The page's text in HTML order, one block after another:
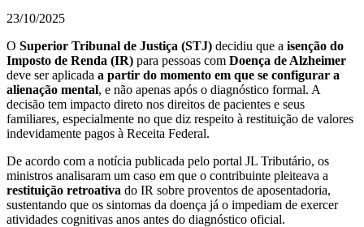
23/10/2025
O Superior Tribunal de Justiça (STJ) decidiu que a isenção do
Imposto de Renda (IR) para pessoas com Doença de Alzheimer
deve ser aplicada a partir do momento em que se configurar a
alienação mental, e não apenas após o diagnóstico formal. A
decisão tem impacto direto nos direitos de pacientes e seus
familiares, especialmente no que diz respeito à restituição de valores
indevidamente pagos à Receita Federal.
De acordo com a notícia publicada pelo portal JL Tributário, os
ministros analisaram um caso em que o contribuinte pleiteava a
restituição retroativa do IR sobre proventos de aposentadoria,
sustentando que os sintomas da doença já o impediam de exercer
atividades cognitivas anos antes do diagnóstico oficial.